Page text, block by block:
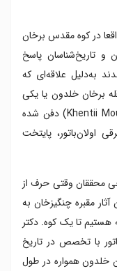
در کوه مقدس برخان
تاریخ‌شناسان پاسخ
به‌دلیل علاقه‌ای که
برخان خلدون یا یکی
دیگر از قله‌های «رشته کوه‌ خنتی» (Khentii Mountains) دفن شده
شمال شرقی اولان‌باتور، پایتخت
محققان وقتی حرف از
آثار مقبره چنگیزخان به
هستیم تا یک کوه. دکتر
با تخصص در تاریخ
خلدون همواره در طول